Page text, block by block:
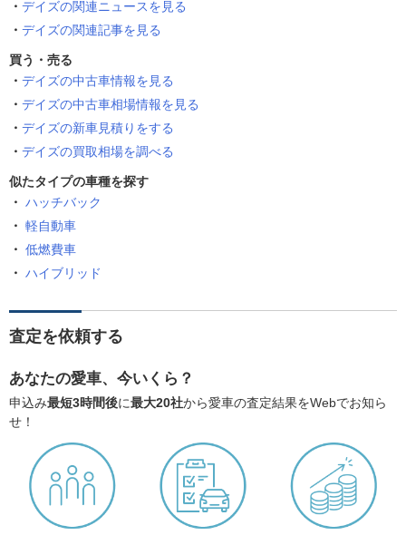
デイズの関連ニュースを見る
デイズの関連記事を見る
買う・売る
デイズの中古車情報を見る
デイズの中古車相場情報を見る
デイズの新車見積りをする
デイズの買取相場を調べる
似たタイプの車種を探す
ハッチバック
軽自動車
低燃費車
ハイブリッド
査定を依頼する
あなたの愛車、今いくら？
申込み最短3時間後に最大20社から愛車の査定結果をWebでお知ら
せ！